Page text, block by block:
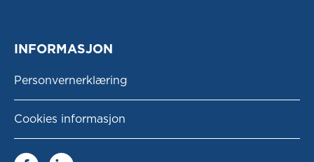
INFORMASJON
Personvernerklæring
Cookies informasjon